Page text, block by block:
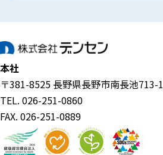
本社
〒381-8525 長野県長野市南長池713-1
TEL. 026-251-0860
FAX. 026-251-0889